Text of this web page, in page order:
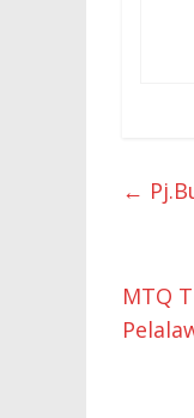
←
MTQ